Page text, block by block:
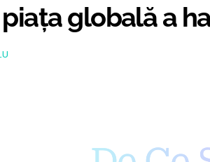
globală a